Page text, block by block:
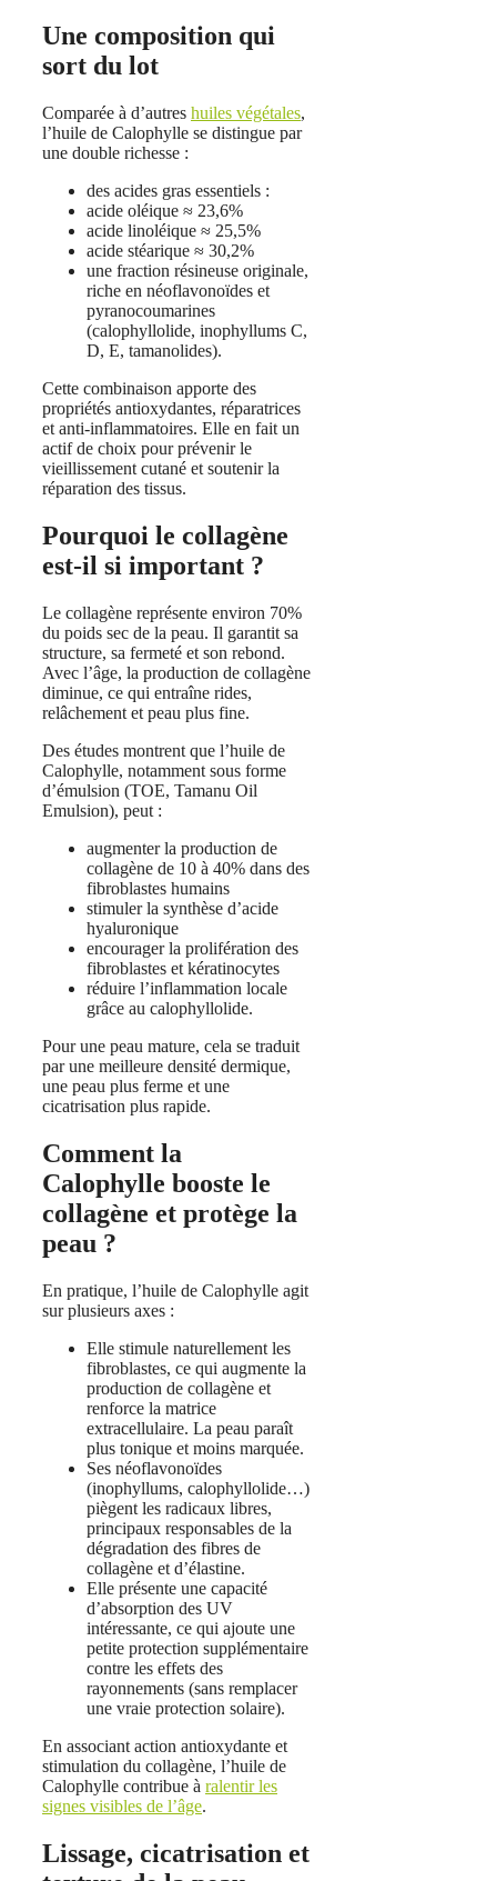
Une composition qui
sort du lot
Comparée à d’autres huiles végétales,
l’huile de Calophylle se distingue par
une double richesse :
des acides gras essentiels :
acide oléique ≈ 23,6%
acide linoléique ≈ 25,5%
acide stéarique ≈ 30,2%
une fraction résineuse originale,
riche en néoflavonoïdes et
pyranocoumarines
(calophyllolide, inophyllums C,
D, E, tamanolides).
Cette combinaison apporte des
propriétés antioxydantes, réparatrices
et anti‑inflammatoires. Elle en fait un
actif de choix pour prévenir le
vieillissement cutané et soutenir la
réparation des tissus.
Pourquoi le collagène
est‑il si important ?
Le collagène représente environ 70%
du poids sec de la peau. Il garantit sa
structure, sa fermeté et son rebond.
Avec l’âge, la production de collagène
diminue, ce qui entraîne rides,
relâchement et peau plus fine.
Des études montrent que l’huile de
Calophylle, notamment sous forme
d’émulsion (TOE, Tamanu Oil
Emulsion), peut :
augmenter la production de
collagène de 10 à 40% dans des
fibroblastes humains
stimuler la synthèse d’acide
hyaluronique
encourager la prolifération des
fibroblastes et kératinocytes
réduire l’inflammation locale
grâce au calophyllolide.
Pour une peau mature, cela se traduit
par une meilleure densité dermique,
une peau plus ferme et une
cicatrisation plus rapide.
Comment la
Calophylle booste le
collagène et protège la
peau ?
En pratique, l’huile de Calophylle agit
sur plusieurs axes :
Elle stimule naturellement les
fibroblastes, ce qui augmente la
production de collagène et
renforce la matrice
extracellulaire. La peau paraît
plus tonique et moins marquée.
Ses néoflavonoïdes
(inophyllums, calophyllolide…)
piègent les radicaux libres,
principaux responsables de la
dégradation des fibres de
collagène et d’élastine.
Elle présente une capacité
d’absorption des UV
intéressante, ce qui ajoute une
petite protection supplémentaire
contre les effets des
rayonnements (sans remplacer
une vraie protection solaire).
En associant action antioxydante et
stimulation du collagène, l’huile de
Calophylle contribue à ralentir les
signes visibles de l’âge.
Lissage, cicatrisation et